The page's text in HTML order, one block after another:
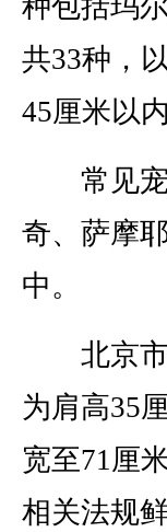
共33种，
45厘米以
常见宠
奇、萨摩
中。
北京市
为肩高35
宽至71厘
相关法规